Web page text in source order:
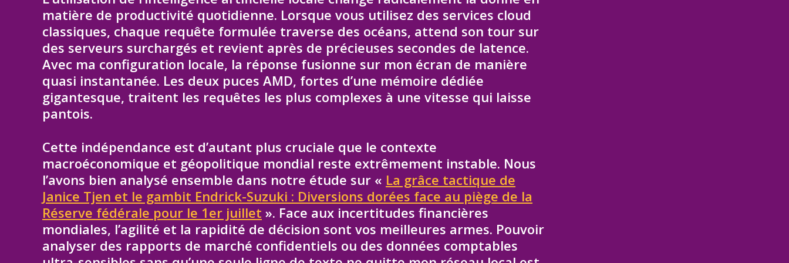
matière de productivité quotidienne. Lorsque vous utilisez des services cloud
classiques, chaque requête formulée traverse des océans, attend son tour sur
des serveurs surchargés et revient après de précieuses secondes de latence.
Avec ma configuration locale, la réponse fusionne sur mon écran de manière
quasi instantanée. Les deux puces AMD, fortes d’une mémoire dédiée
gigantesque, traitent les requêtes les plus complexes à une vitesse qui laisse
pantois.
Cette indépendance est d’autant plus cruciale que le contexte
macroéconomique et géopolitique mondial reste extrêmement instable. Nous
l’avons bien analysé ensemble dans notre étude sur « La grâce tactique de
Janice Tjen et le gambit Endrick-Suzuki : Diversions dorées face au piège de la
Réserve fédérale pour le 1er juillet ». Face aux incertitudes financières
mondiales, l’agilité et la rapidité de décision sont vos meilleures armes. Pouvoir
analyser des rapports de marché confidentiels ou des données comptables